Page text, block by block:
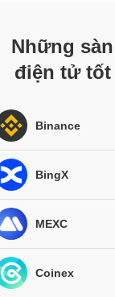
Những
điện tử tốt
Binance
BingX
MEXC
Coinex